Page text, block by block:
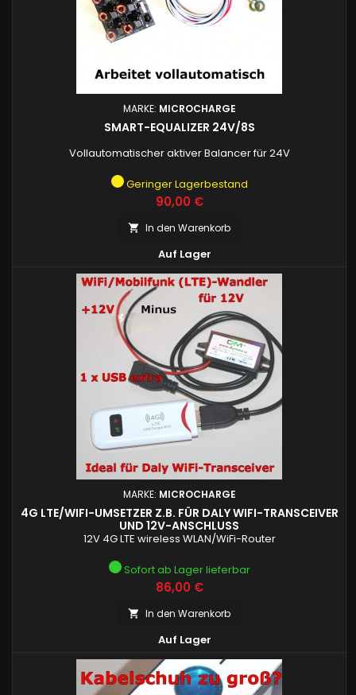
MARKE: MICROCHARGE
SMART-EQUALIZER 24V/8S
Vollautomatischer aktiver Balancer für 24V
Geringer Lagerbestand
Preis
90,00 €
 In den Warenkorb
Auf Lager
MARKE: MICROCHARGE
4G LTE/WIFI-UMSETZER Z.B. FÜR DALY WIFI-TRANSCEIVER
UND 12V-ANSCHLUSS
12V 4G LTE wireless WLAN/WiFi-Router
Sofort ab Lager lieferbar
Preis
86,00 €
 In den Warenkorb
Auf Lager